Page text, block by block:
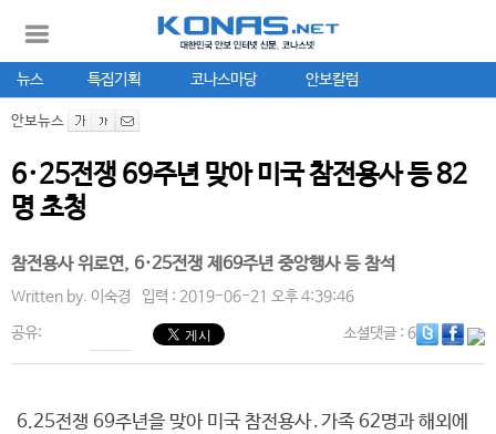
뉴스 특집기획 코나스마당 안보칼럼
안보뉴스
6·25전쟁 69주년 맞아 미국 참전용사 등 82
명 초청
참전용사 위로연, 6·25전쟁 제69주년 중앙행사 등 참석
Written by. 이숙경 입력 : 2019-06-21 오후 4:39:46
공유: 소셜댓글: 6
6.25전쟁 69주년을 맞아 미국 참전용사․가족 62명과 해외에